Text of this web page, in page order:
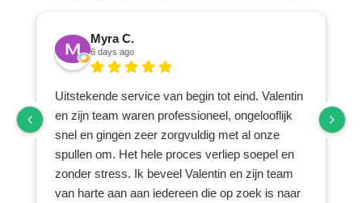
Myra C.
6 days ago
Uitstekende service van begin tot eind. Valentin
en zijn team waren professioneel, ongelooflijk
snel en gingen zeer zorgvuldig met al onze
spullen om. Het hele proces verliep soepel en
zonder stress. Ik beveel Valentin en zijn team
van harte aan aan iedereen die op zoek is naar